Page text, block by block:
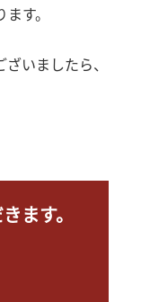
す。
いましたら、
ます。